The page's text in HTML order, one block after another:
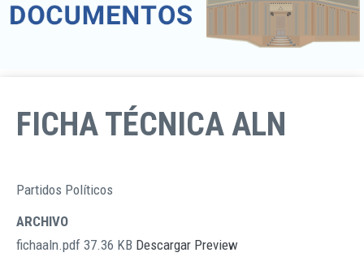
ayuda
a
FICHA TÉCNICA ALN
DOCUMENTOS
Partidos Políticos
ARCHIVO
fichaaln.pdf 37.36 KB Descargar Preview